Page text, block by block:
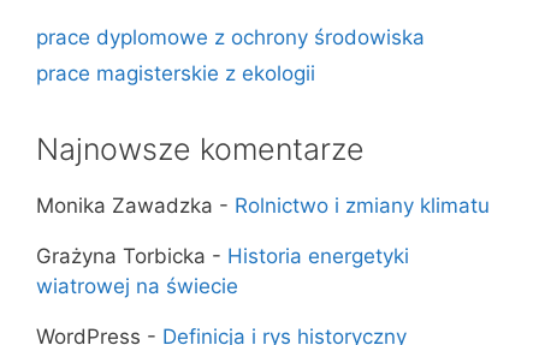
prace dyplomowe z ochrony środowiska
prace magisterskie z ekologii
Najnowsze komentarze
Monika Zawadzka - Rolnictwo i zmiany klimatu
Grażyna Torbicka - Historia energetyki
wiatrowej na świecie
WordPress - Definicja i rys historyczny